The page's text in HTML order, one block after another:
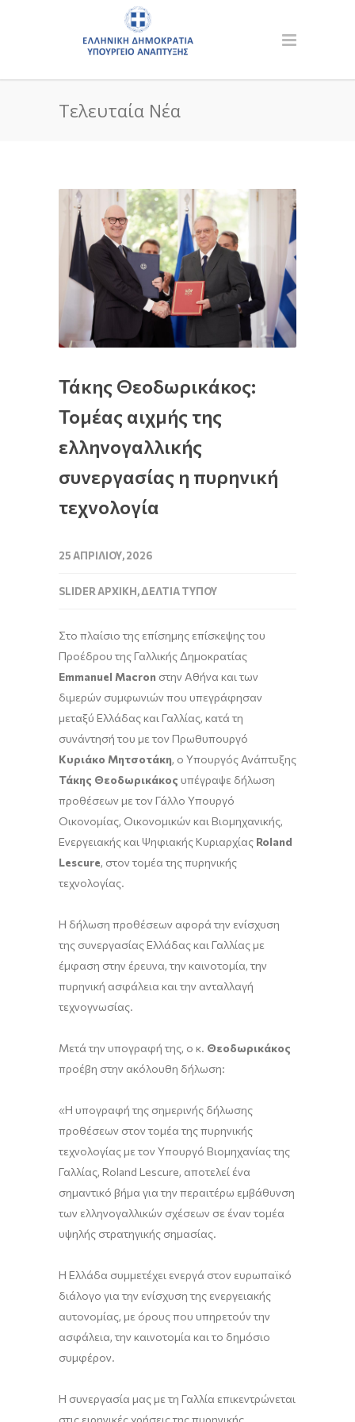
Τελευταία Νέα
Τάκης Θεοδωρικάκος:
Τομέας αιχμής της
ελληνογαλλικής
συνεργασίας η πυρηνική
τεχνολογία
25 ΑΠΡΙΛΊΟΥ, 2026
SLIDER ΑΡΧΙΚΉ,ΔΕΛΤΊΑ ΤΎΠΟΥ
Στο πλαίσιο της επίσημης επίσκεψης του
Προέδρου της Γαλλικής Δημοκρατίας
Emmanuel Macron στην Αθήνα και των
διμερών συμφωνιών που υπεγράφησαν
μεταξύ Ελλάδας και Γαλλίας, κατά τη
συνάντησή του με τον Πρωθυπουργό
Κυριάκο Μητσοτάκη, ο Υπουργός Ανάπτυξης
Τάκης Θεοδωρικάκος υπέγραψε δήλωση
προθέσεων με τον Γάλλο Υπουργό
Οικονομίας, Οικονομικών και Βιομηχανικής,
Ενεργειακής και Ψηφιακής Κυριαρχίας Roland
Lescure, στον τομέα της πυρηνικής
τεχνολογίας.
Η δήλωση προθέσεων αφορά την ενίσχυση
της συνεργασίας Ελλάδας και Γαλλίας με
έμφαση στην έρευνα, την καινοτομία, την
πυρηνική ασφάλεια και την ανταλλαγή
τεχνογνωσίας.
Μετά την υπογραφή της, ο κ. Θεοδωρικάκος
προέβη στην ακόλουθη δήλωση:
«Η υπογραφή της σημερινής δήλωσης
προθέσεων στον τομέα της πυρηνικής
τεχνολογίας με τον Υπουργό Βιομηχανίας της
Γαλλίας, Roland Lescure, αποτελεί ένα
σημαντικό βήμα για την περαιτέρω εμβάθυνση
των ελληνογαλλικών σχέσεων σε έναν τομέα
υψηλής στρατηγικής σημασίας.
Η Ελλάδα συμμετέχει ενεργά στον ευρωπαϊκό
διάλογο για την ενίσχυση της ενεργειακής
αυτονομίας, με όρους που υπηρετούν την
ασφάλεια, την καινοτομία και το δημόσιο
συμφέρον.
Η συνεργασία μας με τη Γαλλία επικεντρώνεται
στις ειρηνικές χρήσεις της πυρηνικής